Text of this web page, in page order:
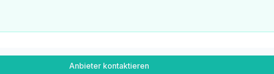
Anbieter kontaktieren